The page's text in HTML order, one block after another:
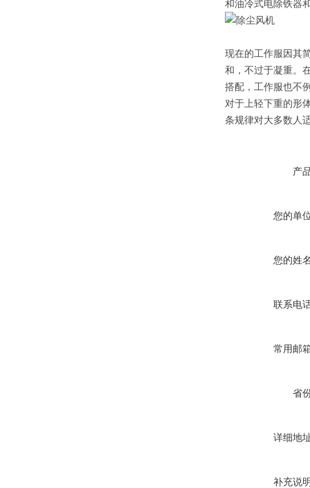
和油冷式电除铁器
现在的工作服因其
和，不过于凝重。
搭配，工作服也不
对于上轻下重的形
条规律对大多数人
产
您的单
您的姓
联系电
常用邮
省
详细地
补充说